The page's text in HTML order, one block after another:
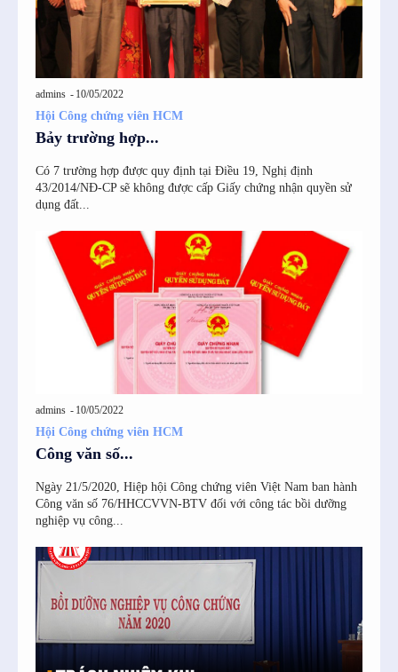
admins - 10/05/2022
Hội Công chứng viên HCM
Bảy trường hợp...
Có 7 trường hợp được quy định tại Điều 19, Nghị định
43/2014/NĐ-CP sẽ không được cấp Giấy chứng nhận quyền sử
dụng đất...
admins - 10/05/2022
Hội Công chứng viên HCM
Công văn số...
Ngày 21/5/2020, Hiệp hội Công chứng viên Việt Nam ban hành
Công văn số 76/HHCCVVN-BTV đối với công tác bồi dưỡng
nghiệp vụ công...